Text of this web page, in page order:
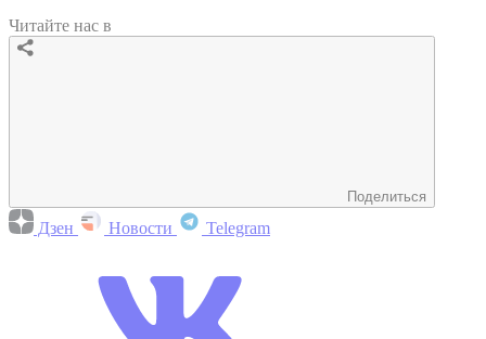
Читайте нас в
Поделиться
Дзен Новости Telegram